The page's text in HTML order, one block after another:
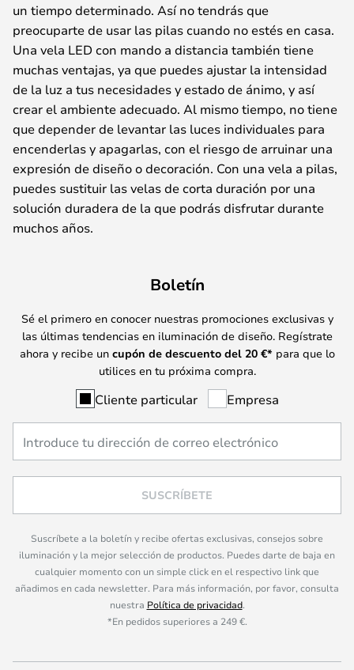
un tiempo determinado. Así no tendrás que
preocuparte de usar las pilas cuando no estés en casa.
Una vela LED con mando a distancia también tiene
muchas ventajas, ya que puedes ajustar la intensidad
de la luz a tus necesidades y estado de ánimo, y así
crear el ambiente adecuado. Al mismo tiempo, no tiene
que depender de levantar las luces individuales para
encenderlas y apagarlas, con el riesgo de arruinar una
expresión de diseño o decoración. Con una vela a pilas,
puedes sustituir las velas de corta duración por una
solución duradera de la que podrás disfrutar durante
muchos años.
Boletín
Sé el primero en conocer nuestras promociones exclusivas y
las últimas tendencias en iluminación de diseño. Regístrate
ahora y recibe un cupón de descuento del 20 €* para que lo
utilices en tu próxima compra.
Cliente particular Empresa
SUSCRÍBETE
Suscríbete a la boletín y recibe ofertas exclusivas, consejos sobre
iluminación y la mejor selección de productos. Puedes darte de baja en
cualquier momento con un simple click en el respectivo link que
añadimos en cada newsletter. Para más información, por favor, consulta
nuestra Política de privacidad.
*En pedidos superiores a 249 €.